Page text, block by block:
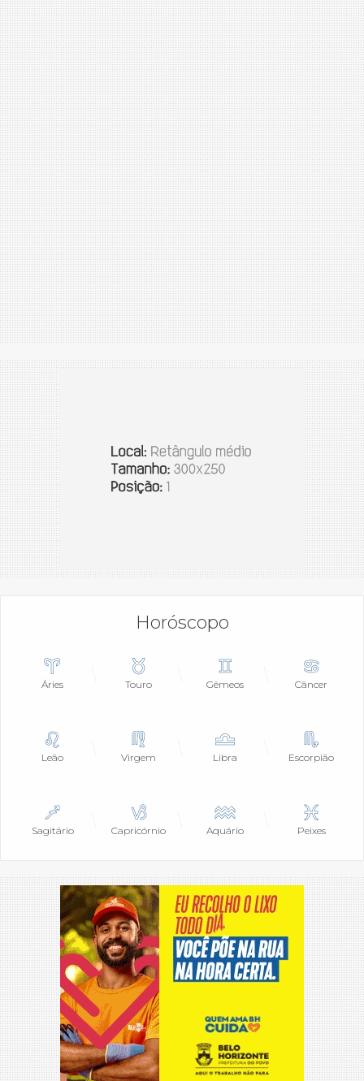
Horóscopo
Áries Touro Gêmeos Câncer
Leão Virgem Libra Escorpião
Sagitário Capricórnio Aquário Peixes